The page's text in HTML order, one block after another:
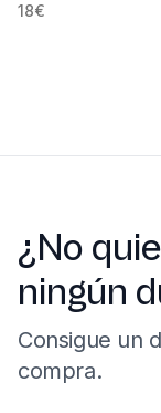
18€
¿No
ningún
Consigue un
compra.